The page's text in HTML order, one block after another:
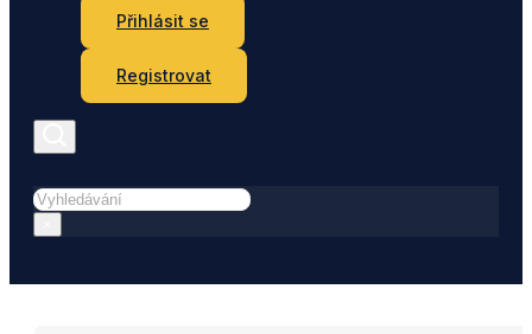
Přihlásit se
Registrovat
Hledat